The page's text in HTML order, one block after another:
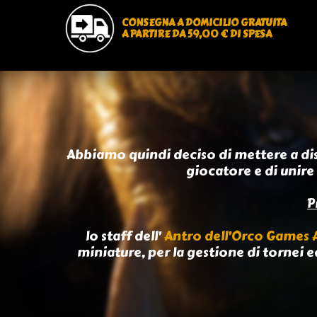
CONSEGNA A DOMICILIO GRATUITA
A PARTIRE DA 59,00 € DI SPESA
Abbiamo quindi deciso di mettere a
giocatore e di
lo staff dell’Antro dell’Orco Games
miniature, per la gestione di tornei